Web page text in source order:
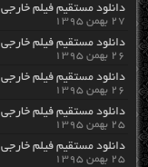
دانلود مستقیم فیلم خارجی From Straight As 2017 از سرور سایت
۲۷ بهمن ۱۳۹۵
دانلود مستقیم فیلم خارجی Zeroville 2017 از سرور سایت
۲۶ بهمن ۱۳۹۵
دانلود مستقیم فیلم خارجی The Mummy 2017 از سرور سایت
۲۶ بهمن ۱۳۹۵
دانلود مستقیم فیلم خارجی The Fate of the Furious 2017 از سرور سایت
۲۵ بهمن ۱۳۹۵
دانلود مستقیم فیلم خارجی Running Wild 2017 از سرور سایت
۲۵ بهمن ۱۳۹۵